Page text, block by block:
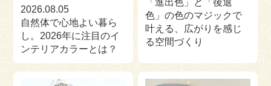
2026.08.05
自然体で心地よい暮ら
し。2026年に注目のイ
ンテリアカラーとは？
「進出色」と「後退
色」の色のマジックで
叶える、広がりを感じ
る空間づくり